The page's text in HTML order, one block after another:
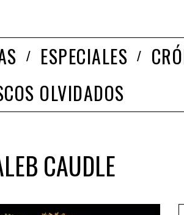
ESPECIALES
OLVIDADOS
CAUDLE